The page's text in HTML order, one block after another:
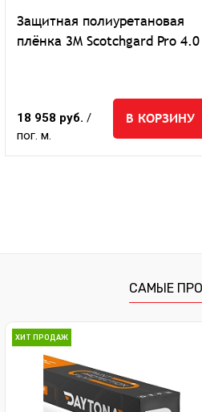
Защитная полиуретановая
плёнка 3M Scotchgard Pro 4.0
18 958 руб. /
пог. м.
В КОРЗИНУ
САМЫЕ
ХИТ ПРОДАЖ